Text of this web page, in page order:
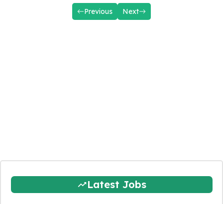
Previous Next
Latest Jobs